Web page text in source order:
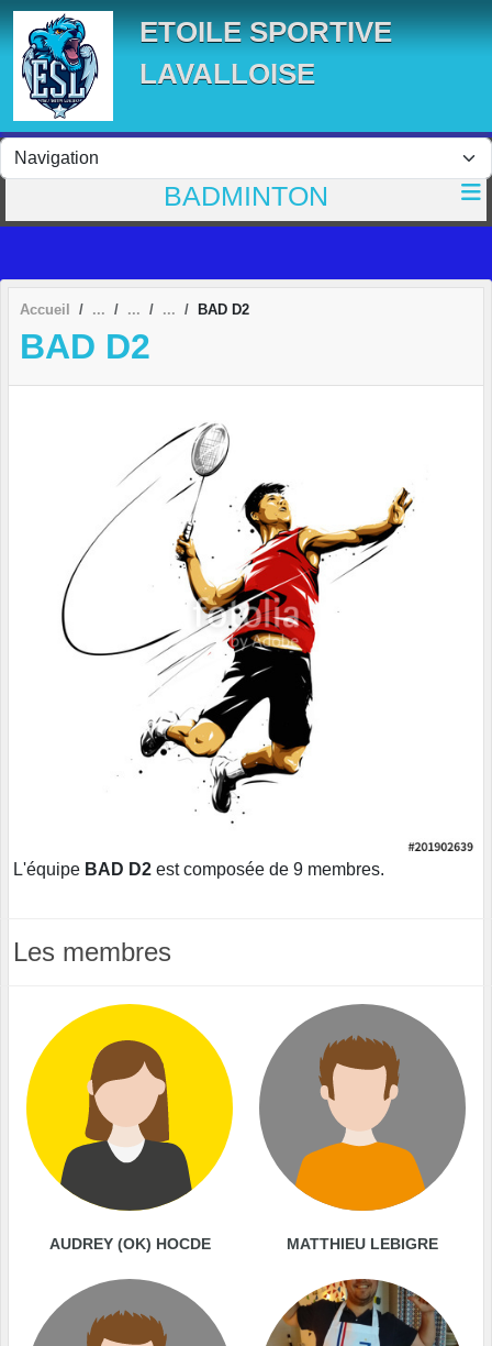
ETOILE SPORTIVE
LAVALLOISE
BADMINTON
Accueil BAD D2
BAD D2
L'équipe BAD D2 est composée de 9 membres.
Les membres
AUDREY (OK) HOCDE MATTHIEU LEBIGRE
Panneau de gestion des cookies